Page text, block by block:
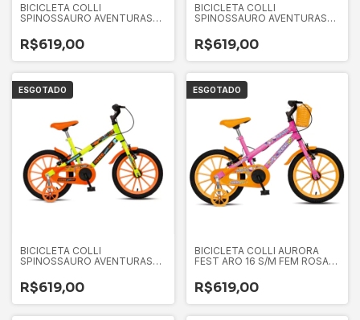
BICICLETA COLLI
SPINOSSAURO AVENTURAS
PRETO/AZUL
R$619,00
BICICLETA COLLI
SPINOSSAURO AVENTURAS
PRETO/LARANJA
R$619,00
ESGOTADO
BICICLETA COLLI
SPINOSSAURO AVENTURAS
NEON D
R$619,00
ESGOTADO
BICICLETA COLLI AURORA
FEST ARO 16 S/M FEM ROSA
R$619,00